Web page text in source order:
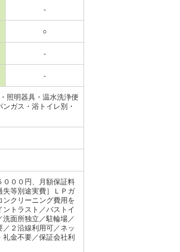
-
○
-
-
照明器具・温水洗浄便
ガス・浴トイレ別・
０００円、月額保証料
等別途実費］ＬＰガ
クリーニング費用を
トラスト／バストイ
面所独立／駐輪場／
２沿線利用可／ネッ
金不要／保証会社利